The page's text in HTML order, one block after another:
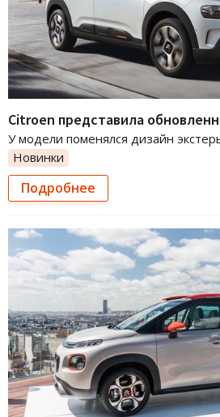
Citroen представила
У модели поменялся дизайн
Новинки
Подробнее